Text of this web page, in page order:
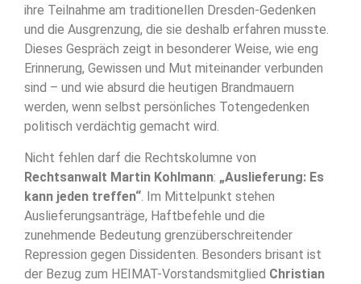
ihre Teilnahme am traditionellen Dresden-Gedenken
und die Ausgrenzung, die sie deshalb erfahren musste.
Dieses Gespräch zeigt in besonderer Weise, wie eng
Erinnerung, Gewissen und Mut miteinander verbunden
sind – und wie absurd die heutigen Brandmauern
werden, wenn selbst persönliches Totengedenken
politisch verdächtig gemacht wird.
Nicht fehlen darf die Rechtskolumne von
Rechtsanwalt Martin Kohlmann: „Auslieferung: Es
kann jeden treffen“ . Im Mittelpunkt stehen
Auslieferungsanträge, Haftbefehle und die
zunehmende Bedeutung grenzüberschreitender
Repression gegen Dissidenten. Besonders brisant ist
der Bezug zum HEIMAT-Vorstandsmitglied Christian